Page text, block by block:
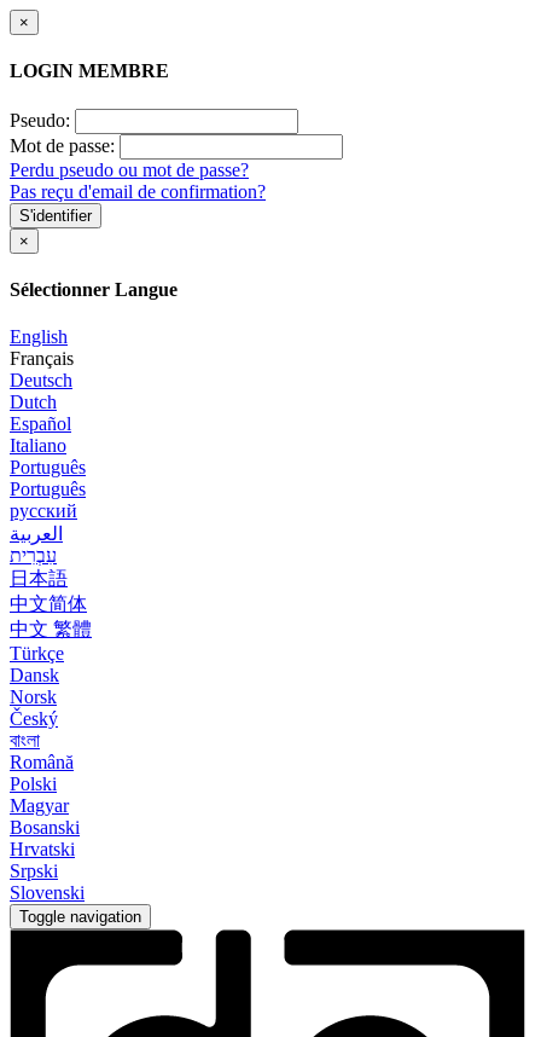
×
LOGIN MEMBRE
Pseudo:
Mot de passe:
Perdu pseudo ou mot de passe?
Pas reçu d'email de confirmation?
S'identifier
×
Sélectionner Langue
English
Français
Deutsch
Dutch
Español
Italiano
Português
Português
русский
العربية
עִבְרִית
日本語
中文简体
中文 繁體
Türkçe
Dansk
Norsk
Český
বাংলা
Română
Polski
Magyar
Bosanski
Hrvatski
Srpski
Slovenski
Toggle navigation